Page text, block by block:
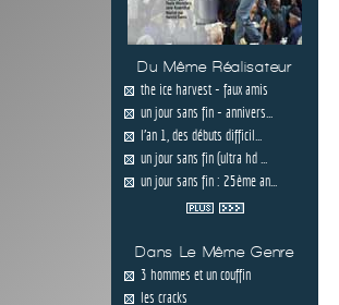
Du Même Réalisateur
the ice harvest - faux amis
un jour sans fin - annivers...
l'an 1, des débuts difficil...
un jour sans fin (ultra hd ...
un jour sans fin : 25ème an...
Dans Le Même Genre
3 hommes et un couffin
les cracks